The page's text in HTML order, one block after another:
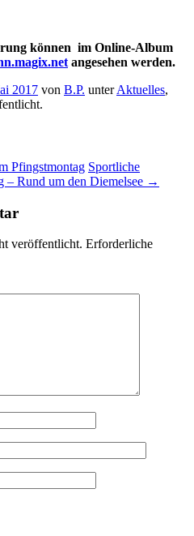
können im Online-Album
angesehen werden.
2017 von B.P. unterAktuelles,
Pfingstmontag Sportliche
– Rund um den Diemelsee →
veröffentlicht. Erforderliche